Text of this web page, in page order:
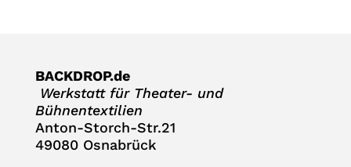
BACKDROP.de
Werk­statt für Thea­ter- und
Bühnentextilien
Anton-Storch-Str.21
49080 Osnabrück